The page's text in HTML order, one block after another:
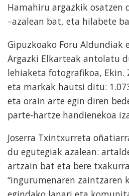
Hamahiru argazkik osatzen
–azalean bat, eta hilabete
Gipuzkoako Foru Aldundiak
Argazki Elkarteak antolatu
lehiaketa fotografikoa, Ekin.
eta markak hautsi ditu:
eta orain arte egin diren
parte-hartze handienekoa
Joserra Txintxurreta
du egutegiak azalean:
artzain bat eta bere
“ingurumenaren zaintzaren